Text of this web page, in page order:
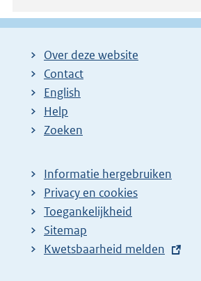
Over deze website
Contact
English
Help
Zoeken
Informatie hergebruiken
Privacy en cookies
Toegankelijkheid
Sitemap
E
Kwetsbaarheid melden